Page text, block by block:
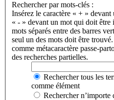
Rechercher par mots-clés :
Insérez le caractère « + »
« - » devant un mot qui doit être
mots séparés entre des barres
seul un des mots doit être
comme métacaractère passe-
des recherches partielles.
Rechercher tous les
comme élément
Rechercher n’importe